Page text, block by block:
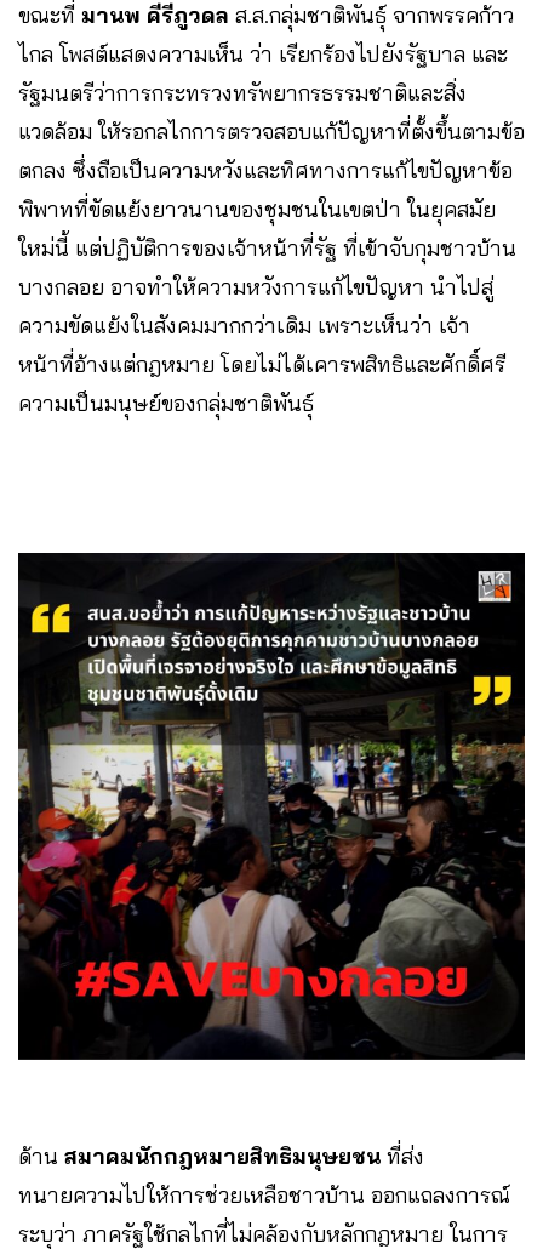
ขณะที่ มานพ คีรีภูวดล ส.ส.กลุ่มชาติพันธุ์ จากพรรคก้าว
ไกล โพสต์แสดงความเห็น ว่า เรียกร้องไปยังรัฐบาล และ
รัฐมนตรีว่าการกระทรวงทรัพยากรธรรมชาติและสิ่ง
แวดล้อม ให้รอกลไกการตรวจสอบแก้ปัญหาที่ตั้งขึ้นตามข้อ
ตกลง ซึ่งถือเป็นความหวังและทิศทางการแก้ไขปัญหาข้อ
พิพาทที่ขัดแย้งยาวนานของชุมชนในเขตป่า ในยุคสมัย
ใหม่นี้ แต่ปฏิบัติการของเจ้าหน้าที่รัฐ ที่เข้าจับกุมชาวบ้าน
บางกลอย อาจทำให้ความหวังการแก้ไขปัญหา นำไปสู่
ความขัดแย้งในสังคมมากกว่าเดิม เพราะเห็นว่า เจ้า
หน้าที่อ้างแต่กฎหมาย โดยไม่ได้เคารพสิทธิและศักดิ์ศรี
ความเป็นมนุษย์ของกลุ่มชาติพันธุ์
ด้าน สมาคมนักกฎหมายสิทธิมนุษยชน ที่ส่ง
ทนายความไปให้การช่วยเหลือชาวบ้าน ออกแถลงการณ์
ระบุว่า ภาครัฐใช้กลไกที่ไม่คล้องกับหลักกฎหมาย ในการ